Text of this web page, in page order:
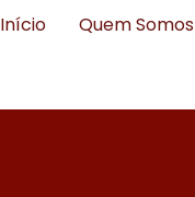
Início Quem Somos